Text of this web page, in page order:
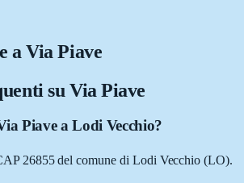
aVia Piave
su Via Piave
Piave a Lodi Vecchio?
26855 del comune di Lodi Vecchio (LO).